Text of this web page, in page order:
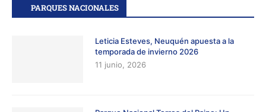
PARQUES NACIONALES
Leticia Esteves, Neuquén apuesta a la
temporada de invierno 2026
11 junio, 2026